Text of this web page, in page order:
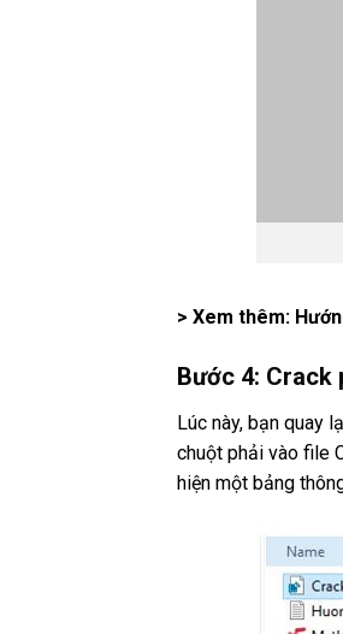
> Xem thêm:
Bước 4: Crack
Lúc này, bạn quay
chuột phải vào file
hiện một bảng